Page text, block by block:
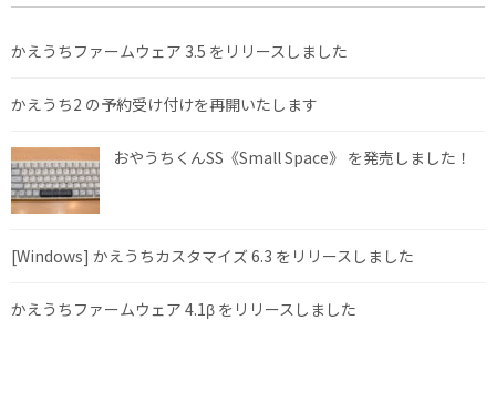
かえうちファームウェア 3.5 をリリースしました
かえうち2 の予約受け付けを再開いたします
おやうちくんSS《Small Space》 を発売しました！
[Windows] かえうちカスタマイズ 6.3 をリリースしました
かえうちファームウェア 4.1β をリリースしました